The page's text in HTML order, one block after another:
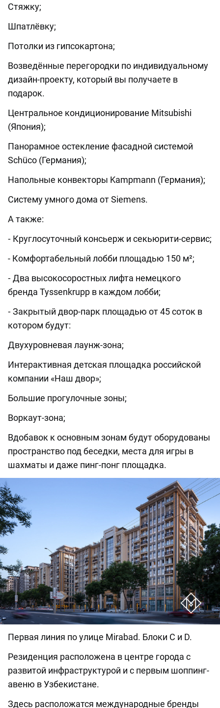
Cтяжку;
Шпатлёвку;
Потолки из гипсокартона;
Возведённые перегородки по индивидуальному
дизайн-проекту, который вы получаете в
подарок.
Центральное кондиционирование Mitsubishi
(Япония);
Панорамное остекление фасадной системой
Schüco (Германия);
Напольные конвекторы Kampmann (Германия);
Систему умного дома от Siemens.
А также:
⁃ Круглосуточный консьерж и секьюрити-сервис;
- Комфортабельный лобби площадью 150 м²;
⁃ Два высокосоростных лифта немецкого
бренда Tyssenkrupp в каждом лобби;
⁃ Закрытый двор-парк площадью от 45 соток в
котором будут:
Двухуровневая лаунж-зона;
Интерактивная детская площадка российской
компании «Наш двор»;
Большие прогулочные зоны;
Воркаут-зона;
Вдобавок к основным зонам будут оборудованы
пространство под беседки, места для игры в
шахматы и даже пинг-понг площадка.
Первая линия по улице Mirabad. Блоки C и D.
Резиденция расположена в центре города с
развитой инфраструктурой и с первым шоппинг-
авеню в Узбекистане.
Здесь расположатся международные бренды